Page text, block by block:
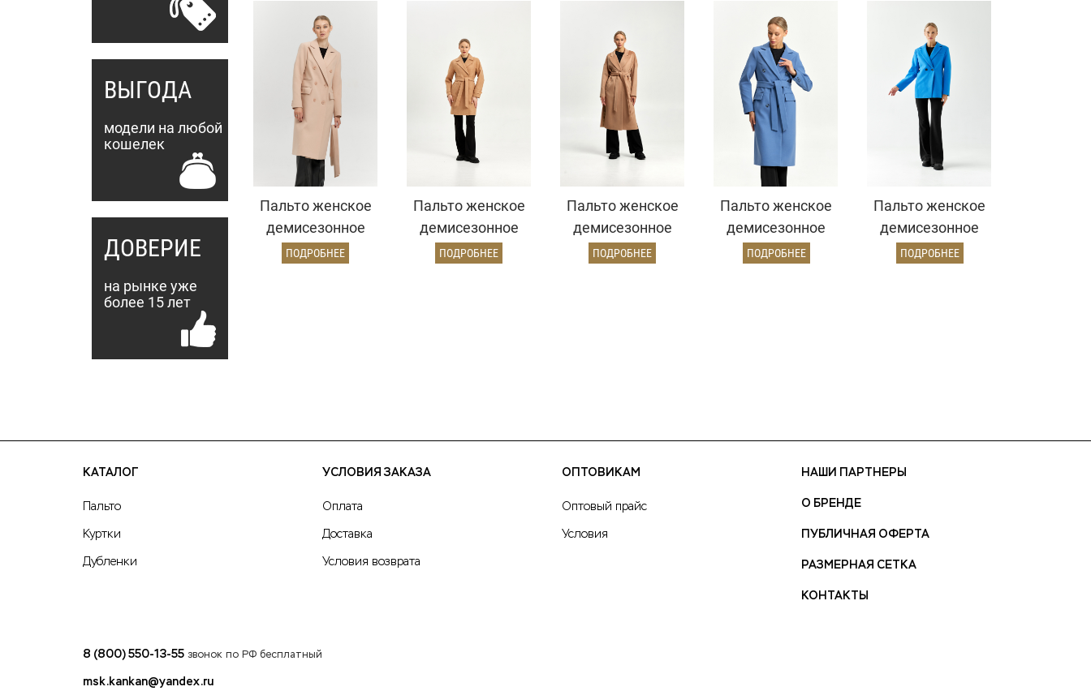
ВЫГОДА
модели на любой
кошелек
ДОВЕРИЕ
на рынке уже
более 15 лет
Пальто женское
демисезонное
25775 (кремовый)
ПОДРОБНЕЕ
Пальто женское
демисезонное
22970 (золото)
ПОДРОБНЕЕ
Пальто женское
демисезонное
26820 (кэмел
ПОДРОБНЕЕ
Пальто женское
демисезонное
25775 (серо-
ПОДРОБНЕЕ
Пальто женское
демисезонное
26860 (электрик)
ПОДРОБНЕЕ
КАТАЛОГ
Пальто
Куртки
Дубленки
УСЛОВИЯ ЗАКАЗА
Оплата
Доставка
Условия возврата
ОПТОВИКАМ
Оптовый прайс
Условия
НАШИ ПАРТНЕРЫ
О БРЕНДЕ
ПУБЛИЧНАЯ ОФЕРТА
РАЗМЕРНАЯ СЕТКА
КОНТАКТЫ
8 (800) 550-13-55 звонок по РФ бесплатный
msk.kankan@yandex.ru